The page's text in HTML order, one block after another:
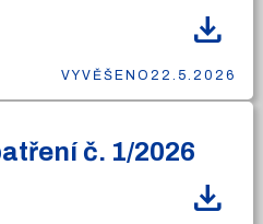
download
VYVĚŠENO 22.5.2026
č. 1/2026
download